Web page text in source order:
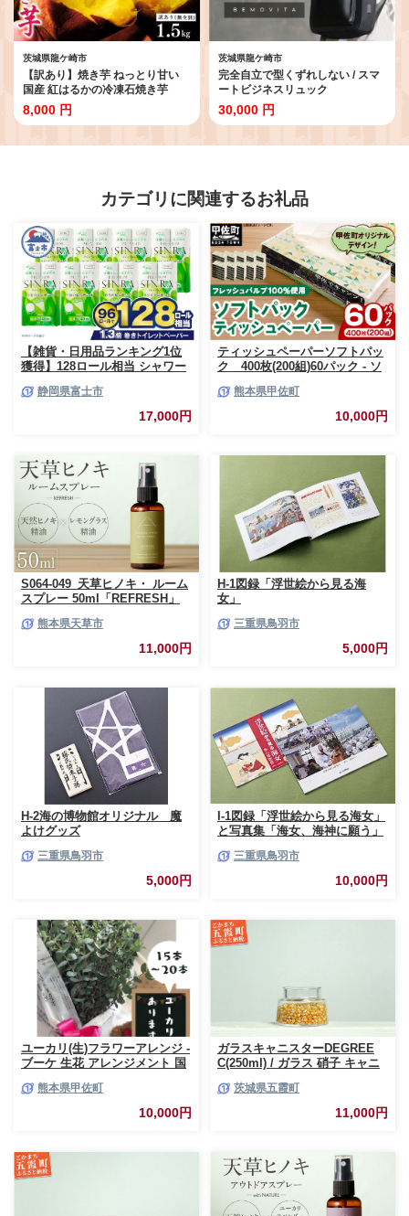
茨城県龍ケ崎市
【訳あり】焼き芋 ねっとり甘い
国産 紅はるかの冷凍石焼き芋
1.5kg | 冷凍 石焼き芋 やきいも 焼
いも 焼芋 個包装 スイーツ 無添加
お芋 芋 いも おやつ 紅はるか 完熟
8,000 円
茨城県龍ケ崎市
完全自立で型くずれしない / スマ
ートビジネスリュック
[BEMOVITA] | リュック ビジネス
リュック 多機能 大容量 ビジネス
災 旅行 出張 株式会社ao 茨城県
30,000 円
カテゴリに関連するお礼品
【雑貨・日用品ランキング1位
獲得】128ロール相当 シャワー
ー ダブル プレミアムシンラ 96
ロール (12R×8パック) 配達時間
指定可能 1.3倍巻き トイレット
ーパー 人気 おすすめ [sf001-
012]
静岡県富士市
17,000円
ティッシュペーパーソフトパッ
ク 400枚(200組)60パック - ソ
ー 生活用品 雑貨 日用品 必需品
紙 常備品 まとめ買い 備蓄 防災
ストック 熊本県 甲佐町【ZC】
熊本県甲佐町
10,000円
S064-049_天草ヒノキ・ ルーム
スプレー 50ml「REFRESH」
熊本県天草市
11,000円
H-1図録「浮世絵から見る海
女」
三重県鳥羽市
5,000円
H-2海の博物館オリジナル 魔
よけグッズ
三重県鳥羽市
5,000円
I-1図録「浮世絵から見る海女」
と写真集「海女、海神に願う」
三重県鳥羽市
10,000円
ユーカリ(生)フラワーアレンジ -
ブーケ 生花 アレンジメント 国
ンテリア 虫よけ作用 人気 おす
熊本県甲佐町
10,000円
ガラスキャニスターDEGREE
C(250ml) / ガラス 硝子 キャニ
耐熱 一生もの 職人 こだわり
JIDA デザインミュージアムセ
レクション 茨城県 五霞町
茨城県五霞町
11,000円